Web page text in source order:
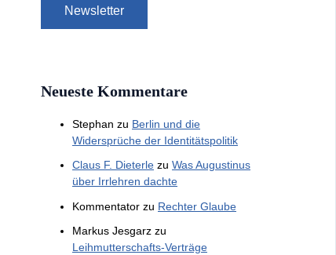
Neueste Kommentare
Stephan zu Berlin und die
Widersprüche der Identitätspolitik
Claus F. Dieterle zu Was Augustinus
über Irrlehren dachte
Kommentator zu Rechter Glaube
Markus Jesgarz zu
Leihmutterschafts-Verträge